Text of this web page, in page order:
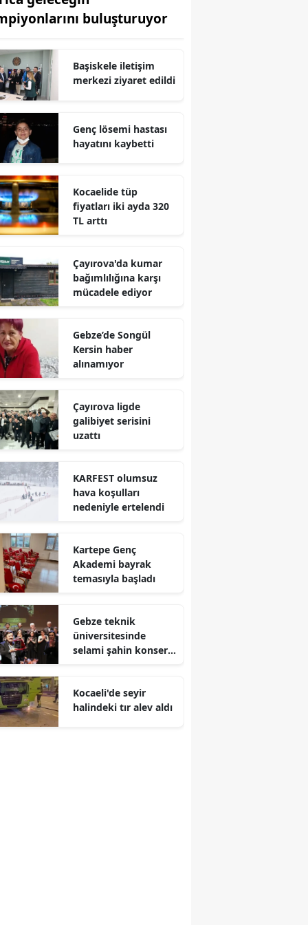
Edirne
Erzincan
Eskişehir
Giresun
Gümüşhane
Hatay
Isparta
İstanbul
Kars
Kastamonu
Kırklareli
Kocaeli
Konya
Malatya
Kahramanmaraş
buluşturuyor
Başiskele iletişim
merkezi ziyaret edildi
Genç lösemi hastası
hayatını kaybetti
Kocaelide tüp
fiyatları iki ayda 320
TL arttı
Çayırova'da kumar
bağımlılığına karşı
mücadele ediyor
Gebze’de Songül
Kersin haber
alınamıyor
Çayırova ligde
galibiyet serisini
uzattı
KARFEST olumsuz
hava koşulları
nedeniyle ertelendi
Kartepe Genç
Akademi bayrak
temasıyla başladı
Gebze teknik
üniversitesinde
selami şahin konseri
Kocaeli'de seyir
halindeki tır alev aldı